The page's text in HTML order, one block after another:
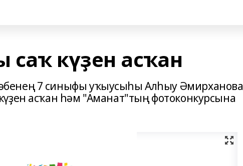
саҡ күҙен асҡан
7 синыфы уҡыусыһы Алһыу Әмирханова
асҡан һәм "Аманат"тың фотоконкурсына